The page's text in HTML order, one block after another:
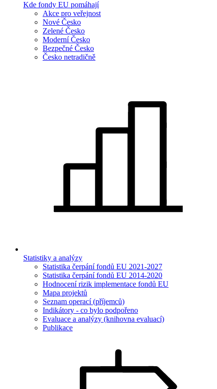
Kde fondy EU pomáhají
Akce pro veřejnost
Nové Česko
Zelené Česko
Moderní Česko
Bezpečné Česko
Česko netradičně
Statistiky a analýzy
Statistika čerpání fondů EU 2021-2027
Statistika čerpání fondů EU 2014-2020
Hodnocení rizik implementace fondů EU
Mapa projektů
Seznam operací (příjemců)
Indikátory - co bylo podpořeno
Evaluace a analýzy (knihovna evaluací)
Publikace